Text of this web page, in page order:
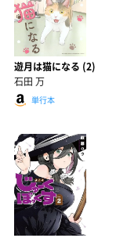
遊月は猫になる (2)
石田 万
単行本